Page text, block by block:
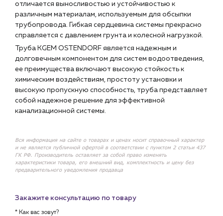
отличается выносливостью и устойчивостью к
различным материалам, используемым для обсыпки
трубопровода. Гибкая сердцевина системы прекрасно
справляется с давлением грунта и колесной нагрузкой.
Труба KGEM OSTENDORF является надежным и
долговечным компонентом для систем водоотведения,
ее преимущества включают высокую стойкость к
химическим воздействиям, простоту установки и
высокую пропускную способность, труба представляет
собой надежное решение для эффективной
канализационной системы.
Вся информация на сайте о товарах и ценах носит справочный характер
и не является публичной офертой в соответствии с пунктом 2 статьи 437
ГК РФ. Производитель оставляет за собой право изменять
характеристики товара, его внешний вид, комплектность и цену без
предварительного уведомления продавца
Закажите консультацию по товару
* Как вас зовут?